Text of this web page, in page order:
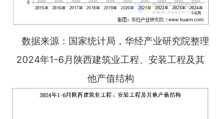
数据来源：国家统计局，华经产业研究院整理
2024年1-6月陕西建筑业工程、安装工程及其
他产值结构